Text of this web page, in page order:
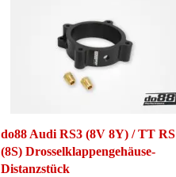
do88 Audi RS3 (8V 8Y) / TT RS
(8S) Drosselklappengehäuse-
Distanzstück